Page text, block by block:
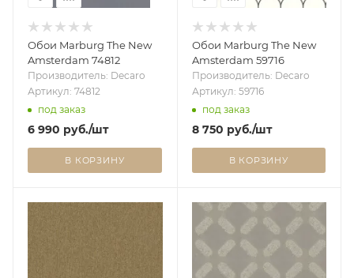
Обои Marburg The New
Amsterdam 74812
Производитель: Decaro
Артикул: 74812
под заказ
6 990 руб./шт
В КОРЗИНУ
Обои Marburg The New
Amsterdam 59716
Производитель: Decaro
Артикул: 59716
под заказ
8 750 руб./шт
В КОРЗИНУ